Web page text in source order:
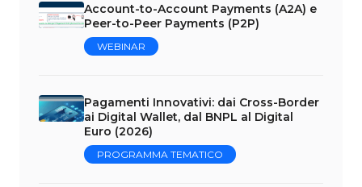
Account-to-Account Payments (A2A) e
Peer-to-Peer Payments (P2P)
WEBINAR
Pagamenti Innovativi: dai Cross-Border
ai Digital Wallet, dal BNPL al Digital
Euro (2026)
PROGRAMMA TEMATICO